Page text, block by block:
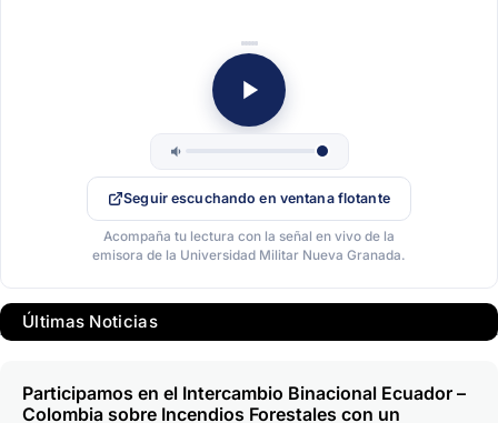
Seguir escuchando en ventana flotante
Acompaña tu lectura con la señal en vivo de la
emisora de la Universidad Militar Nueva Granada.
Últimas Noticias
Participamos en el Intercambio Binacional Ecuador –
Colombia sobre Incendios Forestales con un